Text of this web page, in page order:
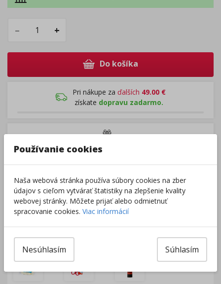
– +
Do košíka
Pri nákupe za ďalších 49.00€
získate dopravu zadarmo.
Rozdávame darčeky
Nakúpte za ďalších 40,00
Výrobca/Distribútor
+ +
Používanie cookies
Naša webová stránka používa súbory cookies na zber
údajov s cieľom vytvárať štatistiky na zlepšenie kvality
webovej stránky. Môžete prijať alebo odmietnuť
spracovanie cookies. Viac informácií
Súhlasím
Nesúhlasím